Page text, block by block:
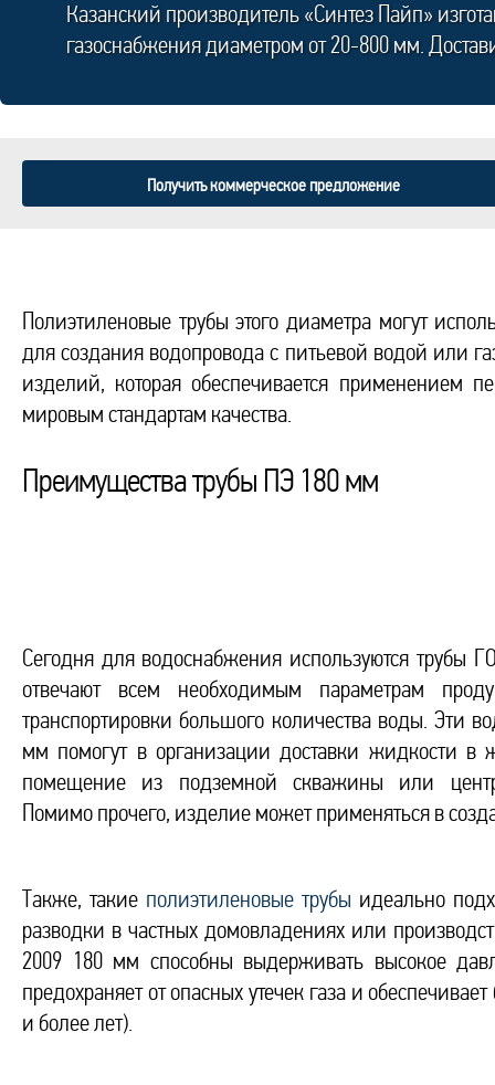
Казанский производитель «Синтез Пайп»
газоснабжения диаметром от 20-800 мм.
Получить коммерческое предложение
Полиэтиленовые трубы этого диаметра могут
для создания водопровода с питьевой водой или
изделий, которая обеспечивается применением
мировым стандартам качества.
Преимущества трубы ПЭ 180 мм
Сегодня для водоснабжения используются трубы
отвечают всем необходимым параметрам
транспортировки большого количества воды. Эти
мм помогут в организации доставки жидкости в
помещение из подземной скважины или
Помимо прочего, изделие может применяться в
Также, такие полиэтиленовые трубы идеально
разводки в частных домовладениях или
2009 180 мм способны выдерживать высокое
предохраняет от опасных утечек газа и
и более лет).